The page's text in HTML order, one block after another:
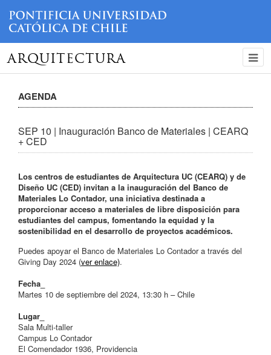
ARQUITECTURA
AGENDA
SEP 10 | Inauguración Banco de Materiales | CEARQ
+ CED
Los centros de estudiantes de Arquitectura UC (CEARQ) y de
Diseño UC (CED) invitan a la inauguración del Banco de
Materiales Lo Contador, una iniciativa destinada a
proporcionar acceso a materiales de libre disposición para
estudiantes del campus, fomentando la equidad y la
sostenibilidad en el desarrollo de proyectos académicos.
Puedes apoyar el Banco de Materiales Lo Contador a través del
Giving Day 2024 (ver enlace).
Fecha_
Martes 10 de septiembre del 2024, 13:30 h –­ Chile
Lugar_
Sala Multi-taller
Campus Lo Contador
El Comendador 1936, Providen­cia